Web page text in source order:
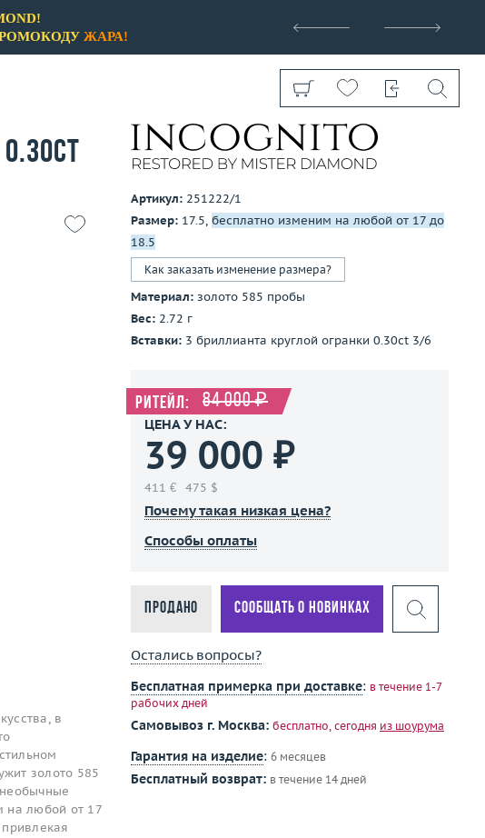
ЖАРА!
Показать все
0.30ct
в
золото 585
на любой от 17
Артикул: 251222/1
Размер: 17.5, бесплатно изменим на любой от 17 до
18.5
Как заказать изменение размера?
Материал: золото 585 пробы
Вес: 2.72 г
Вставки: 3 бриллианта круглой огранки 0.30ct 3/6
Ритейл: 84 000 ₽
ЦЕНА У НАС:
39 000 ₽
411 € 475 $
Почему такая низкая цена?
Способы оплаты
Продано Сообщать о новинках
Остались вопросы?
Бесплатная примерка при доставке: в течение 1-7
рабочих дней
Самовывоз г. Москва: бесплатно, сегодня из шоурума
Гарантия на изделие: 6 месяцев
Бесплатный возврат: в течение 14 дней